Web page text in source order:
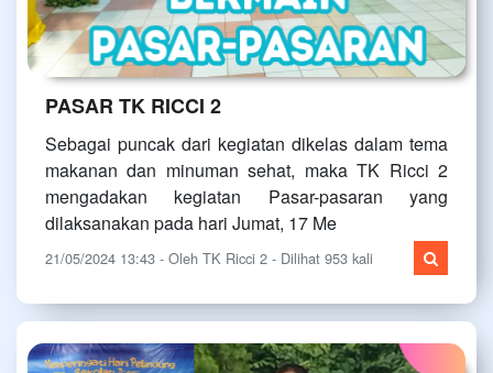
PASAR TK RICCI 2
Sebagai puncak dari kegiatan dikelas dalam tema
makanan dan minuman sehat, maka TK Ricci 2
mengadakan kegiatan Pasar-pasaran yang
dilaksanakan pada hari Jumat, 17 Me
21/05/2024 13:43 - Oleh TK Ricci 2 - Dilihat 953 kali